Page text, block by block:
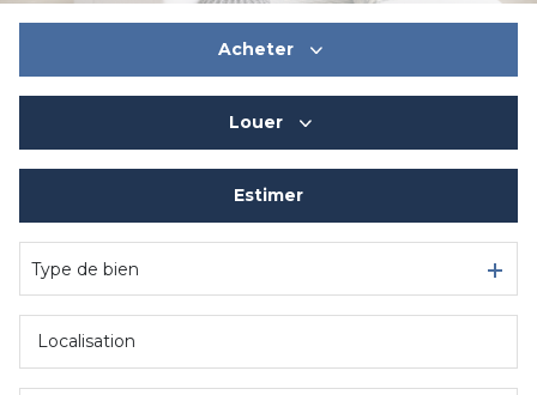
Acheter
Du neuf
Louer
De l'immo pro
Estimer
Type de bien